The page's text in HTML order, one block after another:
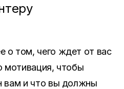
о том, чего ждет от вас
мотивация, чтобы
вам и что вы должны